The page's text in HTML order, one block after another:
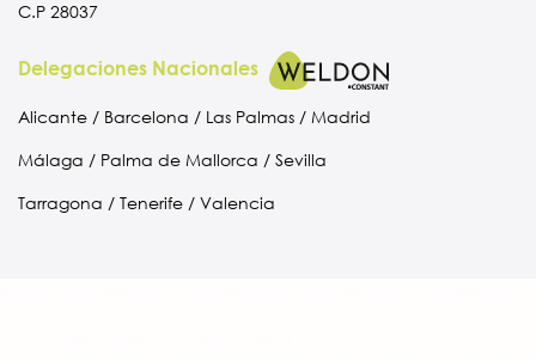
C.P 28037
Delegaciones Nacionales
Alicante / Barcelona / Las Palmas / Madrid
Málaga / Palma de Mallorca / Sevilla
Tarragona / Tenerife / Valencia